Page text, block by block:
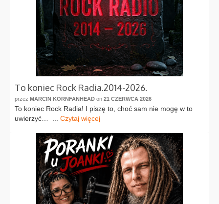
To koniec Rock Radia.2014-2026.
przez MARCIN KORNFANHEAD on 21 CZERWCA 2026
To koniec Rock Radia! I piszę to, choć sam nie mogę w to
uwierzyć… ... Czytaj więcej